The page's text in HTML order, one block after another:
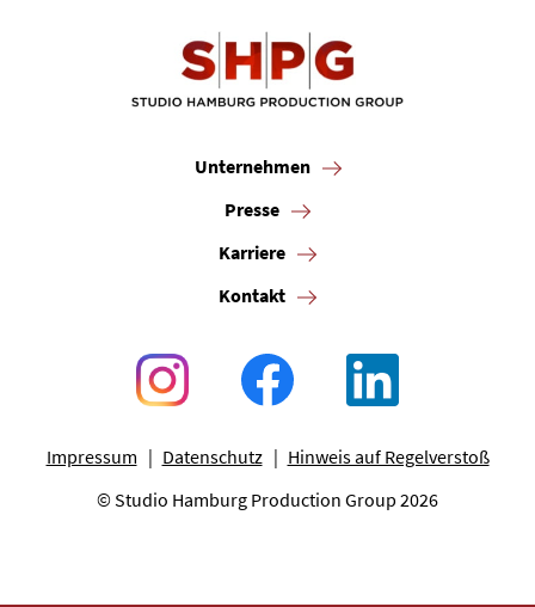
Unternehmen
Presse
Karriere
Kontakt
Impressum Datenschutz
Hinweis auf Regelverstoß
© Studio Hamburg Production Group 2026